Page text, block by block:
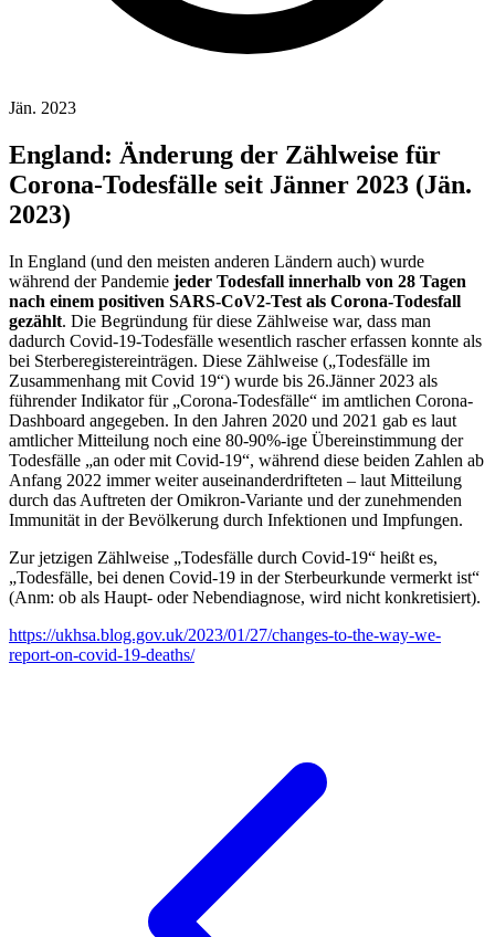
Jän. 2023
England: Änderung der Zählweise für
Corona-Todesfälle seit Jänner 2023 (Jän.
2023)
In England (und den meisten anderen Ländern auch) wurde
während der Pandemie jeder Todesfall innerhalb von 28 Tagen
nach einem positiven SARS-CoV2-Test als Corona-Todesfall
gezählt. Die Begründung für diese Zählweise war, dass man
dadurch Covid-19-Todesfälle wesentlich rascher erfassen konnte als
bei Sterberegistereinträgen. Diese Zählweise („Todesfälle im
Zusammenhang mit Covid 19“) wurde bis 26.Jänner 2023 als
führender Indikator für „Corona-Todesfälle“ im amtlichen Corona-
Dashboard angegeben. In den Jahren 2020 und 2021 gab es laut
amtlicher Mitteilung noch eine 80-90%-ige Übereinstimmung der
Todesfälle „an oder mit Covid-19“, während diese beiden Zahlen ab
Anfang 2022 immer weiter auseinanderdrifteten – laut Mitteilung
durch das Auftreten der Omikron-Variante und der zunehmenden
Immunität in der Bevölkerung durch Infektionen und Impfungen.
Zur jetzigen Zählweise „Todesfälle durch Covid-19“ heißt es,
„Todesfälle, bei denen Covid-19 in der Sterbeurkunde vermerkt ist“
(Anm: ob als Haupt- oder Nebendiagnose, wird nicht konkretisiert).
https://ukhsa.blog.gov.uk/2023/01/27/changes-to-the-way-we-
report-on-covid-19-deaths/